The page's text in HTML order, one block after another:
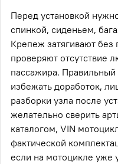
Перед установкой
спинкой, сиденьем,
Крепеж затягивают без
проверяют отсутствие
пассажира. Правильный
избежать доработок,
разборки узла после
желательно сверить
каталогом, VIN
фактической
если на мотоцикле уже